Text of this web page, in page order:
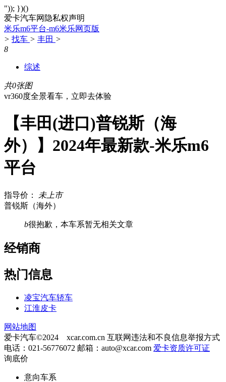
")); })()
爱卡汽车网隐私权声明
米乐m6平台-m6米乐网页版
> 找车 > 丰田 >
8
综述
共0张图
vr360度全景看车，立即去体验
【丰田(进口)普锐斯（海
外）】2024年最新款-米乐m6
平台
指导价：
未上市
普锐斯（海外）
b很抱歉，本车系暂无相关文章
经销商
热门信息
凌宝汽车轿车
江淮皮卡
网站地图
爱卡汽车©2024 xcar.com.cn 互联网违法和不良信息举报方式
电话：021-56776072 邮箱： auto@xcar.com 爱卡资质许可证
询底价
意向车系